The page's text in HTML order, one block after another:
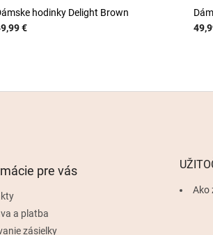
hodinky Delight Brown
€
pre vás
a platba
zásielky
Ako